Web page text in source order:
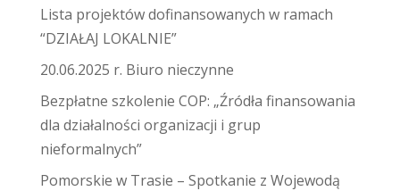
Lista projektów dofinansowanych w ramach
“DZIAŁAJ LOKALNIE”
20.06.2025 r. Biuro nieczynne
Bezpłatne szkolenie COP: „Źródła finansowania
dla działalności organizacji i grup
nieformalnych”
Pomorskie w Trasie – Spotkanie z Wojewodą